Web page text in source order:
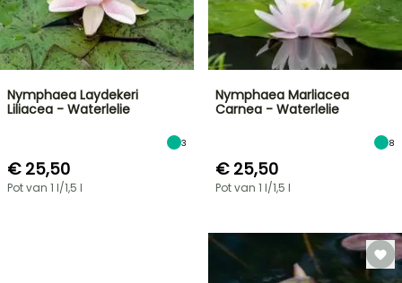
Nymphaea Laydekeri
Liliacea - Waterlelie
3
€ 25,50
Pot van 1 l/1,5 l
Nymphaea Marliacea
Carnea - Waterlelie
8
€ 25,50
Pot van 1 l/1,5 l